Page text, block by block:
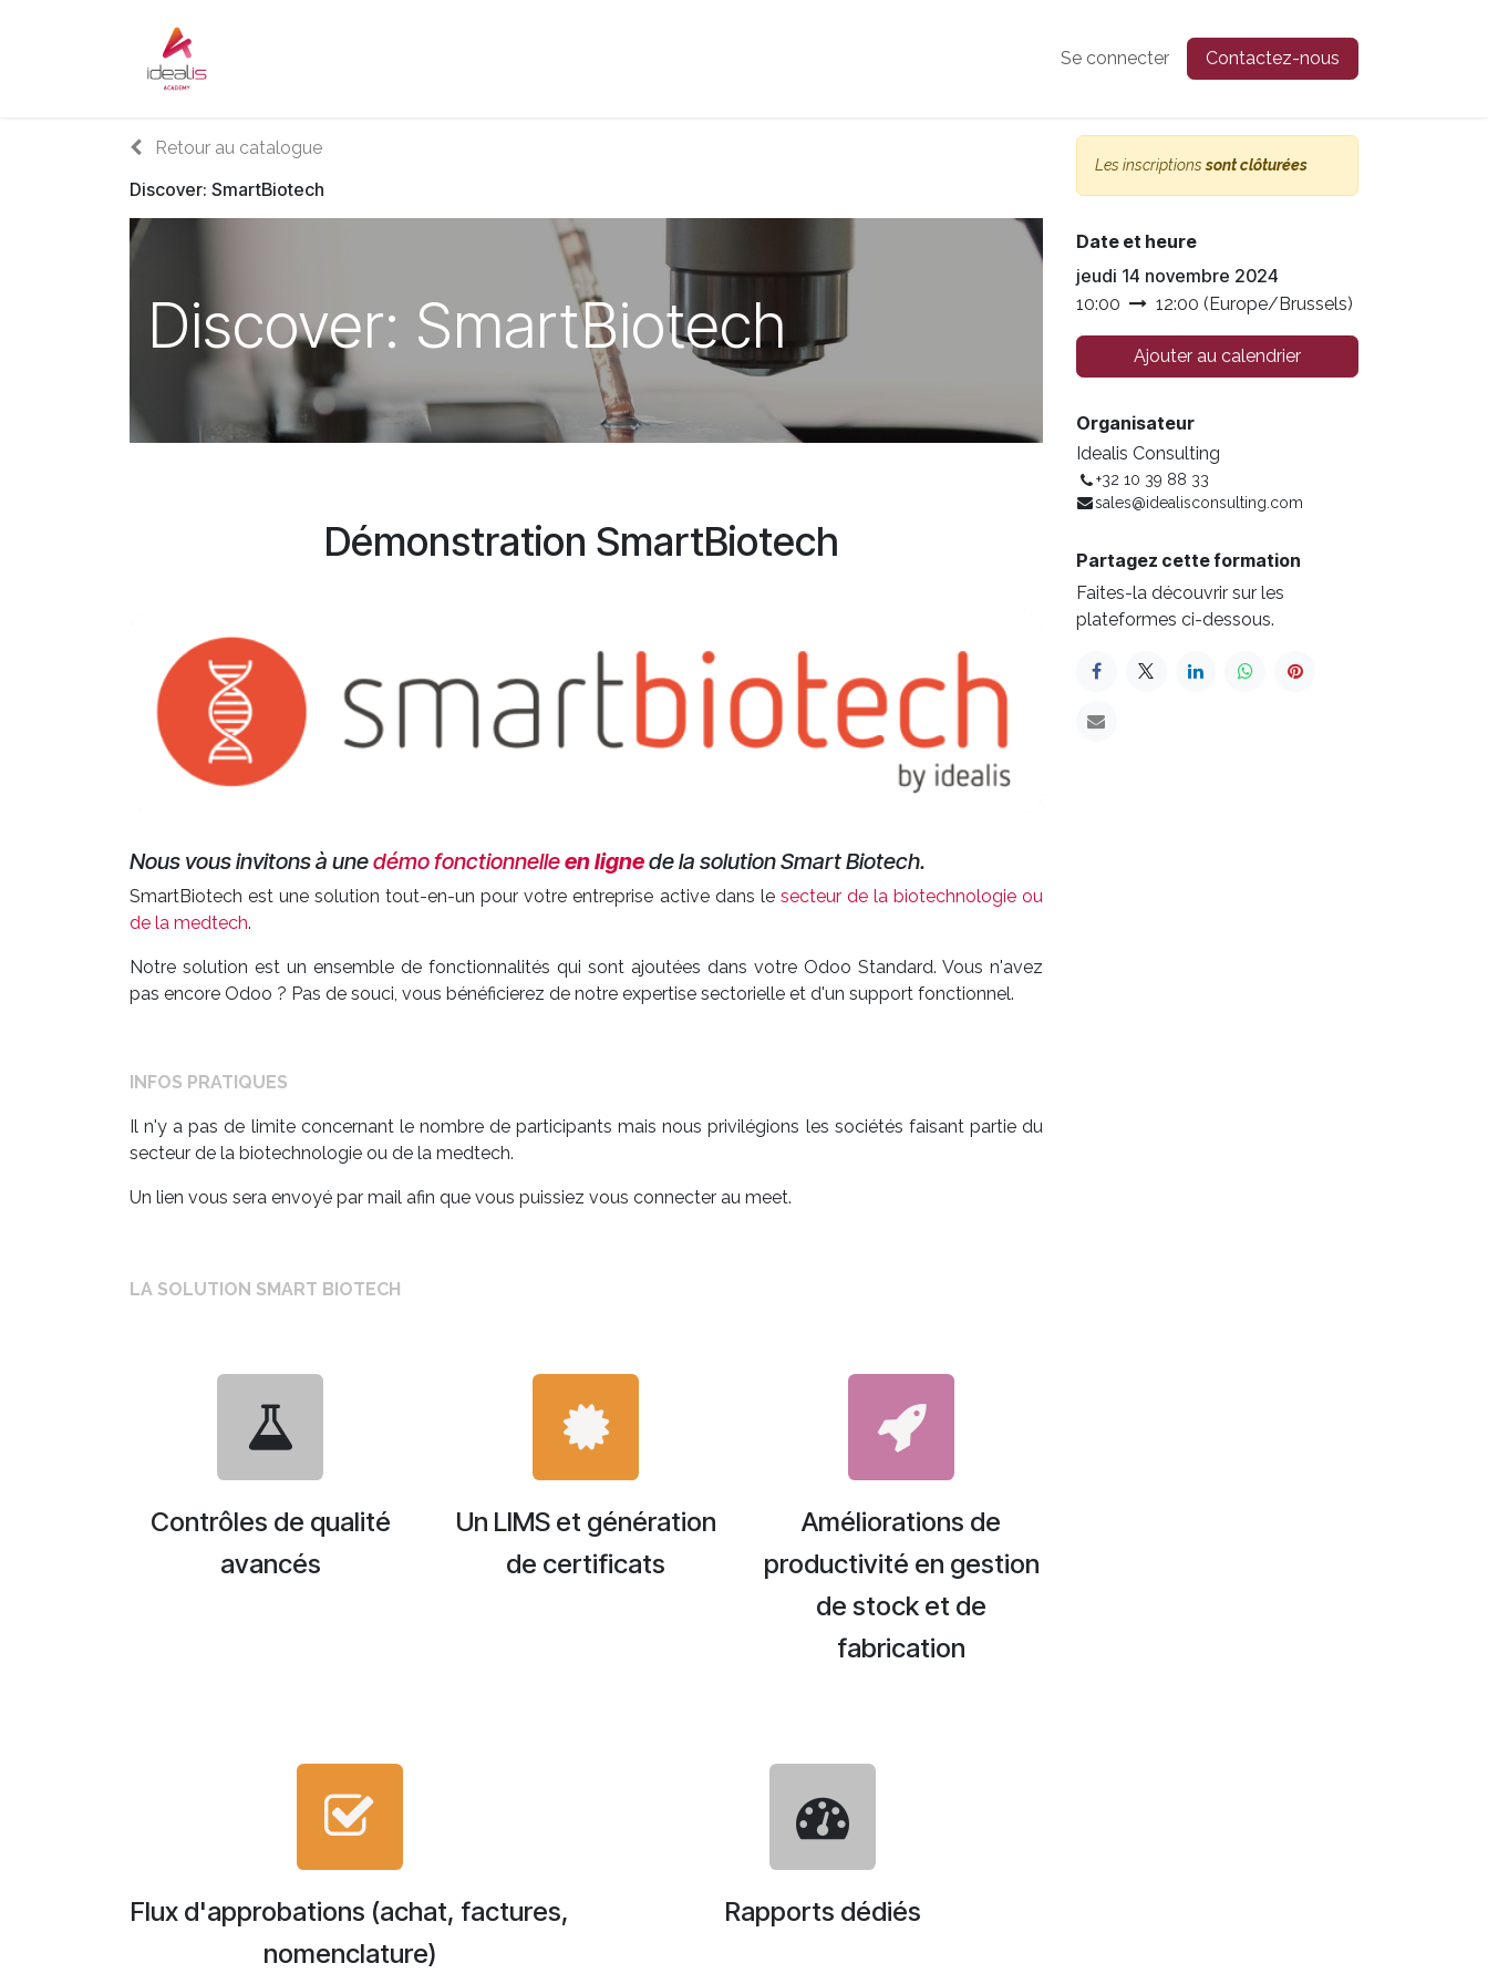
Se connecter Contactez-nous
Retour au catalogue
Discover: SmartBiotech
Discover: SmartBiotech
Démonstration SmartBiotech
Nous vous invitons à unedémo fonctionnelleen lignede la solution Smart Biotech.
SmartBiotech est une solution tout-en-un pour votre entreprise active dans le secteur de la biotechnologie ou
de la medtech.
Notre solution est un ensemble de fonctionnalités qui sont ajoutées dans votre Odoo Standard. Vous n'avez
pas encore Odoo ? Pas de souci, vous bénéficierez de notre expertise sectorielle et d'un support fonctionnel.
INFOS PRATIQUES
Il n'y a pas de limite concernant le nombre de participants mais nous privilégions les sociétés faisant partie du
secteur de la biotechnologie ou de la medtech.
Un lien vous sera envoyé par mail afin que vous puissiez vous connecter au meet.
LA SOLUTION SMART BIOTECH
Contrôles de qualité
avancés
Un LIMS et génération
de certificats
Améliorations de
productivité en gestion
de stock et de
fabrication
Flux d'approbations (achat, factures,
nomenclature)
Rapports dédiés
Les inscriptionssont clôturées
Date et heure
jeudi 14 novembre 2024
10:00 12:00 (Europe/Brussels)
Ajouter au calendrier
Organisateur
Idealis Consulting
+32 10 39 88 33
sales@idealisconsulting.com
Partagez cette formation
Faites-la découvrir sur les
plateformes ci-dessous.